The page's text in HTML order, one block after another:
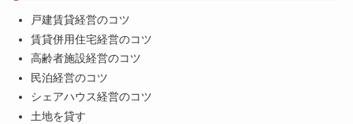
戸建賃貸経営のコツ
賃貸併用住宅経営のコツ
高齢者施設経営のコツ
民泊経営のコツ
シェアハウス経営のコツ
土地を貸す